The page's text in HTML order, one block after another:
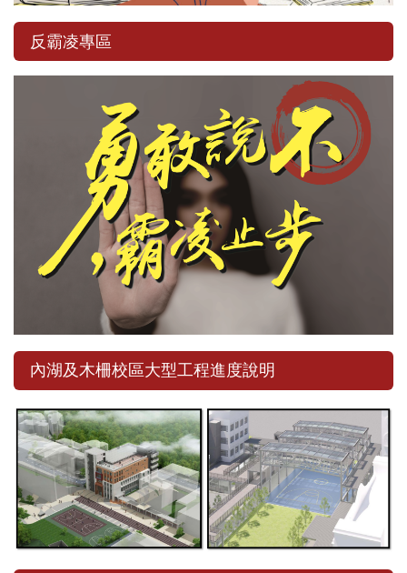
反霸凌專區
內湖及木柵校區大型工程進度說明